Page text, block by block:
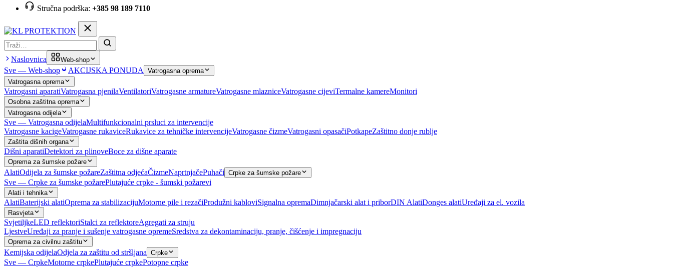
Stručna podrška: +385 98 189 7110
Pretraga
Naslovnica Web-shop
Sve — Web-shop AKCIJSKA PONUDA
Vatrogasna oprema
Vatrogasna oprema
Vatrogasni aparatiVatrogasna pjenilaVentilatoriVatrogasne armatureVatrogasne mlazniceVatrogasne cijeviTermalne kamereMonitori
Osobna zaštitna oprema
Vatrogasna odijela
Sve — Vatrogasna odijelaMultifunkcionalni prsluci za intervencije
Vatrogasne kacigeVatrogasne rukaviceRukavice za tehničke intervencijeVatrogasne čizmeVatrogasni opasačiPotkapeZaštitno donje rublje
Zaštita dišnih organa
Dišni aparatiDetektori za plinoveBoce za dišne aparate
Oprema za šumske požare
AlatiOdijela za šumske požareZaštitna odjećaČizmeNaprtnjačePuhači Crpke za šumske požare
Sve — Crpke za šumske požarePlutajuće crpke - šumski požarevi
Alati i tehnika
AlatiBaterijski alatiOprema za stabilizacijuMotorne pile i rezačiProdužni kabloviSignalna opremaDimnjačarski alat i priborDIN AlatiDonges alatiUređaji za el. vozila
Rasvjeta
SvjetiljkeLED reflektoriStalci za reflektoreAgregati za struju
LjestveUređaji za pranje i sušenje vatrogasne opremeSredstva za dekontaminaciju, pranje, čišćenje i impregnaciju
Oprema za civilnu zaštitu
Kemijska odijelaOdjela za zaštitu od stršljana Crpke
Sve — CrpkeMotorne crpkePlutajuće crpkePotopne crpke